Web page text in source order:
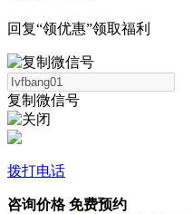
回复“领优惠”领取福利
复制微信号
拨打电话
咨询价格 免费预约